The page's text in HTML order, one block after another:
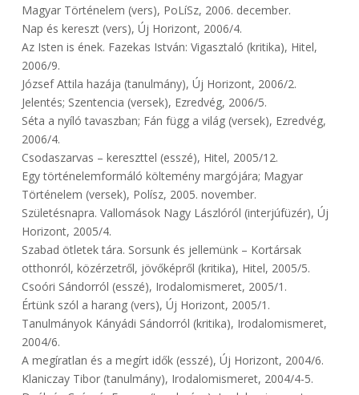
Magyar Történelem (vers), PoLíSz, 2006. december.
Nap és kereszt (vers), Új Horizont, 2006/4.
Az Isten is ének. Fazekas István: Vigasztaló (kritika), Hitel,
2006/9.
József Attila hazája (tanulmány), Új Horizont, 2006/2.
Jelentés; Szentencia (versek), Ezredvég, 2006/5.
Séta a nyíló tavaszban; Fán függ a világ (versek), Ezredvég,
2006/4.
Csodaszarvas – kereszttel (esszé), Hitel, 2005/12.
Egy történelemformáló költemény margójára; Magyar
Történelem (versek), Polísz, 2005. november.
Születésnapra. Vallomások Nagy Lászlóról (interjúfüzér), Új
Horizont, 2005/4.
Szabad ötletek tára. Sorsunk és jellemünk – Kortársak
otthonról, közérzetről, jövőképről (kritika), Hitel, 2005/5.
Csoóri Sándorról (esszé), Irodalomismeret, 2005/1.
Értünk szól a harang (vers), Új Horizont, 2005/1.
Tanulmányok Kányádi Sándorról (kritika), Irodalomismeret,
2004/6.
A megíratlan és a megírt idők (esszé), Új Horizont, 2004/6.
Klaniczay Tibor (tanulmány), Irodalomismeret, 2004/4-5.